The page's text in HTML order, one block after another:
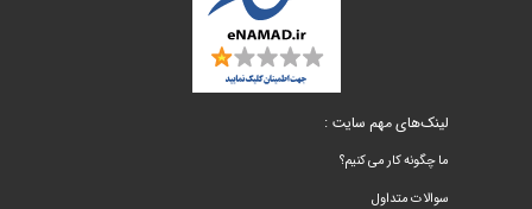
لینک‌های مهم سایت :
ما چگونه کار می کنیم؟
سوالات متداول